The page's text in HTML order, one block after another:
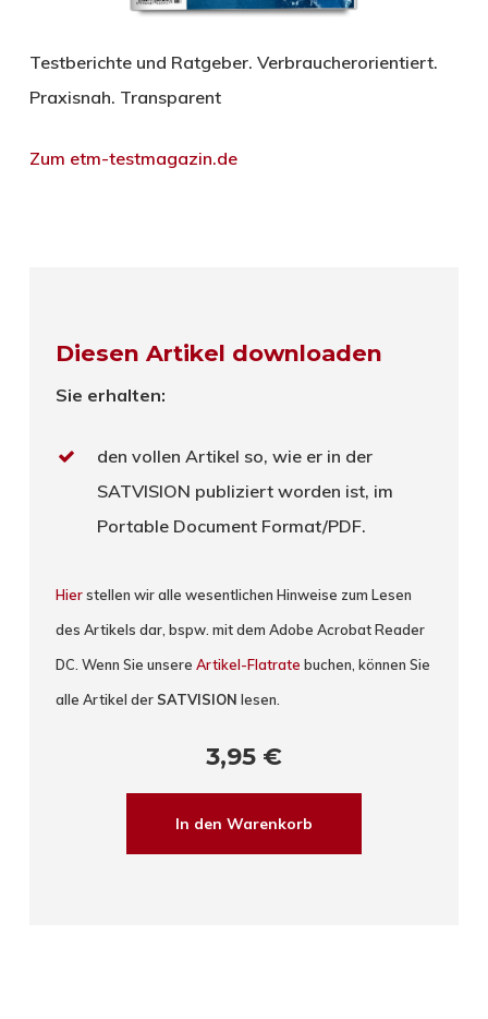
Testberichte und Ratgeber. Verbraucherorientiert.
Praxisnah. Transparent
Zum etm-testmagazin.de
Diesen Artikel downloaden
Sie erhalten:
den vollen Artikel so, wie er in der
SATVISION publiziert worden ist, im
Portable Document Format/PDF.
Hierstellen wir alle wesentlichen Hinweise zum Lesen
des Artikels dar, bspw. mit dem Adobe Acrobat Reader
DC. Wenn Sie unsereArtikel-Flatrate buchen, können Sie
alle Artikel der SATVISION lesen.
3,95 €
In den Warenkorb